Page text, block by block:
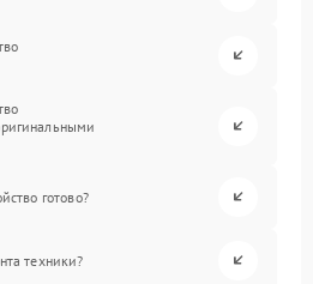
готово?
техники?